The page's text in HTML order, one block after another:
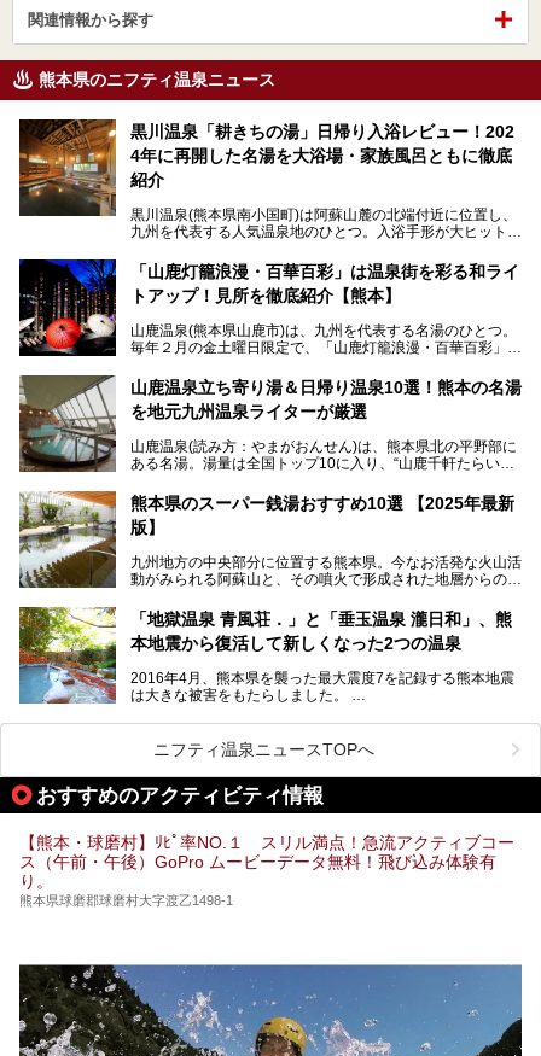
関連情報から探す
熊本県のニフティ温泉ニュース
黒川温泉「耕きちの湯」日帰り入浴レビュー！202
4年に再開した名湯を大浴場・家族風呂ともに徹底
紹介
黒川温泉(熊本県南小国町)は阿蘇山麓の北端付近に位置し、
九州を代表する人気温泉地のひとつ。入浴手形が大ヒット
す。
中でも「耕きち(こうきち)の湯」は露天風呂を持たないもの
り一度廃業しましたが、2024年10月に営業再開。数多くの
温泉ファンに注目される名湯です。
今回は再開した耕きちの湯を訪問し、全浴室(男女別大浴
「山鹿灯籠浪漫・百華百彩」は温泉街を彩る和ライ
トアップ！見所を徹底紹介【熊本】
山鹿温泉(熊本県山鹿市)は、九州を代表する名湯のひとつ。
毎年２月の金土曜日限定で、「山鹿灯籠浪漫・百華百彩」
ます。和傘や竹、ろうそくなどを用いて、和情緒たっぷりの
ライトアップが無料で楽しめます。
日、の合計8日間開催。今回は地元九州在住の筆者が、その
見所を徹底紹介。併せて、その他イベントや立ち寄り湯も併
山鹿温泉立ち寄り湯＆日帰り温泉10選！熊本の名湯
を地元九州温泉ライターが厳選
山鹿温泉(読み方：やまがおんせん)は、熊本県北の平野部に
ある名湯。湯量は全国トップ10に入り、“山鹿千軒たらいな
泉質であり、お湯の良さにも定評があります。
今回は地元九州の温泉ライターの私が実際に入浴した中か
設・家族風呂の3パターンに分類し、合計10施設を厳選して
ご紹介。ぜひ、湯めぐりの参考にして下さいね！
熊本県のスーパー銭湯おすすめ10選 【2025年最新
版】
九州地方の中央部分に位置する熊本県。今なお活発な火山活
動がみられる阿蘇山と、その噴火で形成された地層からの湧
す。
そんな熊本県は、県内の至るところから温泉が湧いている温
泉県でもあります。山鹿温泉、玉名温泉、黒川温泉、人吉温
出すスーパー銭湯が豊富です。なかでも注目のスーパー銭湯
をピックアップしました。
「地獄温泉 青風荘．」と「垂玉温泉 瀧日和」、熊
本地震から復活して新しくなった2つの温泉
2016年4月、熊本県を襲った最大震度7を記録する熊本地震
は大きな被害をもたらしました。
阿蘇山麓の南阿蘇村の「地獄温泉 清風荘」、そして「清風
荘」から400mほど離れた「垂玉（たるたま）温泉 山口旅
館」の2軒は、この地震による土砂崩れなどのために、一時
期は孤立状態に。もしかしたらこの時のニュースで、「地獄
温泉」と「垂玉温泉」の名前を知った人もいるかもしれませ
ん。
この2軒は今どうなっているのでしょうか。実は現在は「地
獄温泉 青風荘．」「垂玉温泉 瀧日和」として営業を再開し
します。
ニフティ温泉ニュースTOPへ
おすすめのアクティビティ情報
【熊本・球磨村】ﾘﾋﾟ率NO.１ スリル満点！急流アクティブコー
ス（午前・午後）GoPro ムービーデータ無料！飛び込み体験有
り。
熊本県球磨郡球磨村大字渡乙1498-1